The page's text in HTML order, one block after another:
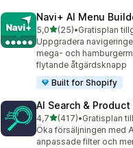
Navi+ AI Menu
5,0av 5 stjärnor
(25)
25 recensioner totalt
•Gratisplan
Uppgradera
mega- och
flytande åtgärdsknapp
Built for Shopify
AI Search &
4,7av 5 stjärnor
(417)
417 recensioner totalt
•Gratisplan
Öka försäljningen med
anpassade filter och